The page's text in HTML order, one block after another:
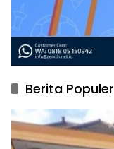
Berita Populer